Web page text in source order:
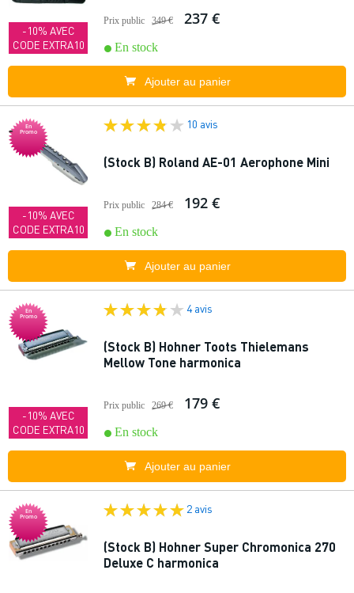
-10% AVEC
CODE EXTRA10
Prix public 349 € 237 €
En stock
Ajouter au panier
En
Promo
-10% AVEC
CODE EXTRA10
10 avis
(Stock B) Roland AE-01 Aerophone Mini
Prix public 284 € 192 €
En stock
Ajouter au panier
En
Promo
-10% AVEC
CODE EXTRA10
4 avis
(Stock B) Hohner Toots Thielemans
Mellow Tone harmonica
Prix public 269 € 179 €
En stock
Ajouter au panier
En
Promo
2 avis
(Stock B) Hohner Super Chromonica 270
Deluxe C harmonica